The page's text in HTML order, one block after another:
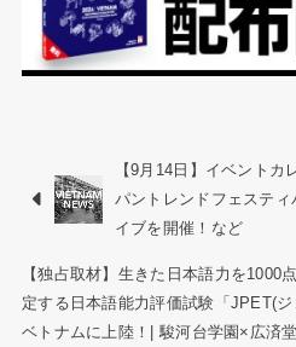
【9月14日】イベント
パントレンドフェステ
イブを開催！など
【独占取材】生きた日本語力を1000
定する日本語能力評価試験「JPET(
ベトナムに上陸！| 駿河台学園×広済